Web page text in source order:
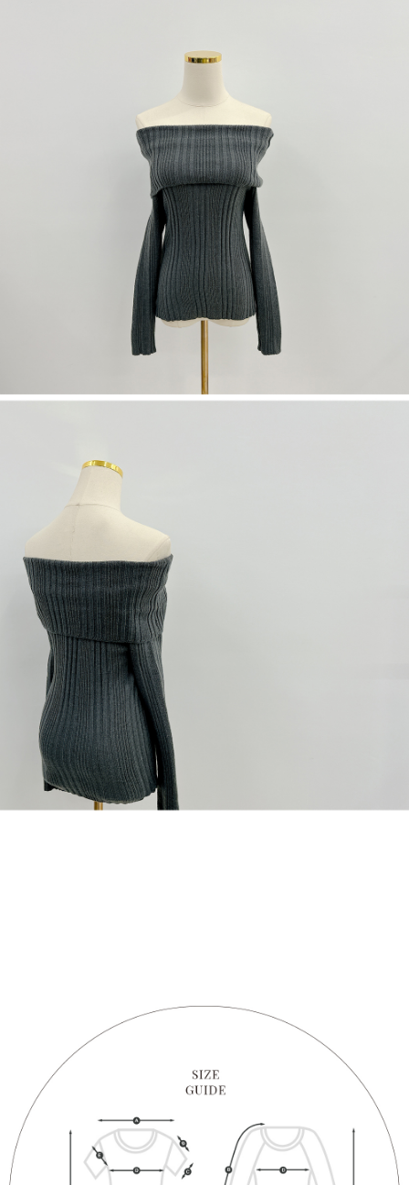
transaksi Gogo, selepas pengesahan nombor telefon, pilih bilangan
ansuran yang diingini, tarikh akhir pembayaran, dan setelah
mengesahkan pembayaran, transaksi akan selesai.
3. Jumlah kelulusan sebenar, bilangan ansuran dan jumlah bayaran
adalah berdasarkan halaman pengesahan transaksi seterusnya.
4. Dalam masa 30 minit selepas pesanan ditubuhkan, jika tidak pergi
untuk mengesahkan transaksi atau jika tidak lulus semakan, pesanan
akan dibatalkan secara automatik. Jika terdapat situasi "pindah untuk
semakan khusus" yang tidak lulus, ini menunjukkan bahawa sistem
penilaian tidak mencukupi, tiada penjelasan mengenai kandungan
penilaian boleh diberikan.
【Penerangan Kaedah Pembayaran】
1. Pembayaran ansuran tidak digabungkan dalam bil telekomunikasi,
"Pembayaran Ansuran Gogo" akan menghantar SMS peringatan
pembayaran selepas tarikh penyelesaian bulanan.
2. Melalui pautan SMS untuk membuka bil, anda boleh memilih untuk
membayar melalui "Kod bar kedai serbaneka / Kedai rasmi Taiwan
Mobile / Pemindahan bank / Pembayaran J街口 / iPASS MONEY" dan
【Nota Penting】
tuntutan harga jual/beli ansuran kepada syarikat ini untuk membayar bil
menggunakan bil syarikat ini.
"Pembayaran Ansuran Gogo", kedai akan memberikan maklumat peribadi
anda (termasuk nama, telefon atau alamat) kepada Taiwan Mobile untuk
pengumpulan, pemprosesan dan penggunaan, untuk pengesahan,
semakan dan pembetulan data yang diperlukan untuk bil ansuran oleh
Taiwan Mobile.
3. Sila baca syarat perkhidmatan pengguna secara lengkap melalui
pautan berikut: https://oppay.tw/userRule